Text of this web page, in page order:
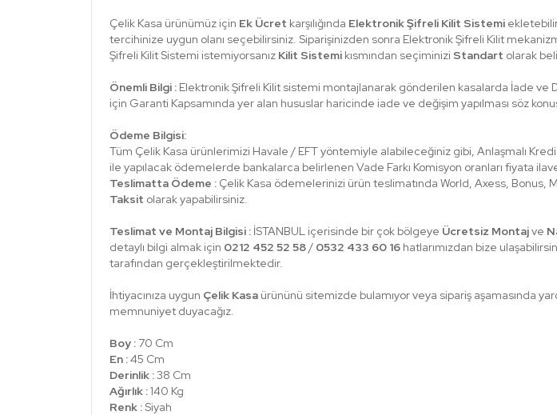
Çelik Kasa ürünümüz için Ek Ücret karşılığında Elektronik Şifreli Kilit Sistemi
tercihinize uygun olanı seçebilirsiniz. Siparişinizden sonra Elektronik Şifreli Kilit
Şifreli Kilit Sistemi istemiyorsanız Kilit Sistemi kısmından seçiminizi Standart olarak
Önemli Bilgi : Elektronik Şifreli Kilit sistemi montajlanarak gönderilen kasalarda İade ve
için Garanti Kapsamında yer alan hususlar haricinde iade ve değişim yapılması söz
Ödeme Bilgisi:
Tüm Çelik Kasa ürünlerimizi Havale / EFT yöntemiyle alabileceğiniz gibi, Anlaşmalı Kredi
ile yapılacak ödemelerde bankalarca belirlenen Vade Farkı Komisyon oranları fiyata
Teslimatta Ödeme : Çelik Kasa ödemelerinizi ürün teslimatında World, Axess, Bonus,
Taksit olarak yapabilirsiniz.
Teslimat ve Montaj Bilgisi : İSTANBUL içerisinde bir çok bölgeye Ücretsiz Montajve
detaylı bilgi almak için 0212 452 52 58/ 0532 433 60 16 hatlarımızdan bize
tarafından gerçekleştirilmektedir.
İhtiyacınıza uygun Çelik Kasa ürününü sitemizde bulamıyor veya sipariş aşamasında
memnuniyet duyacağız.
Boy : 70 Cm
En :45 Cm
Derinlik :38 Cm
Ağırlık :140 Kg
Renk :Siyah